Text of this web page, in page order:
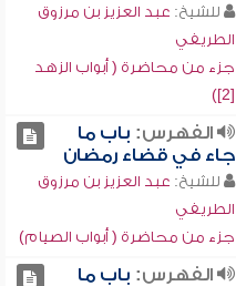
للشيخ: عبد العزيز بن مرزوق
الطريفي
جزء من محاضرة ( أبواب الزهد
[2])
الفهرس: باب ما
جاء في قضاء رمضان
للشيخ: عبد العزيز بن مرزوق
الطريفي
جزء من محاضرة ( أبواب الصيام)
الفهرس: باب ما